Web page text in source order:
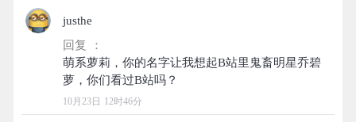
justhe
回复 ：
萌系萝莉，你的名字让我想起B站里鬼畜明星乔碧
10月23日 12时46分